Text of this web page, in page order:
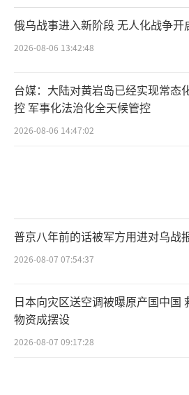
俄乌战事进入新阶段 无人化战争开
2026-08-06 13:42:48
台媒：大陆对黄岩岛已经实现常态
控 军事化法治化全天候管控
2026-08-06 14:47:02
普京八年前的话被军方用进对乌战报
2026-08-07 07:54:37
日本向灾区送空调被曝原产国中国
物资成摆设
2026-08-07 09:17:28